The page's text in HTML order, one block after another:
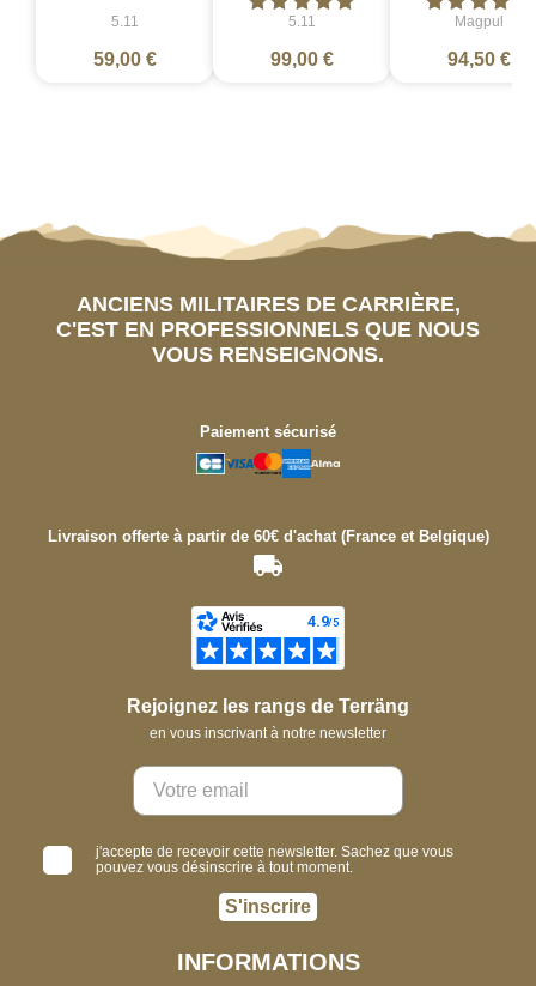
5.11
59,00 €
5.11
99,00 €
Magpul
94,50 €
ANCIENS MILITAIRES DE CARRIÈRE,
C'EST EN PROFESSIONNELS QUE NOUS
VOUS RENSEIGNONS.
Paiement sécurisé
Livraison offerte à partir de 60€ d'achat (France et Belgique)
Rejoignez les rangs de Terräng
en vous inscrivant à notre newsletter
j'accepte de recevoir cette newsletter. Sachez que vous
pouvez vous désinscrire à tout moment.
S'inscrire
INFORMATIONS